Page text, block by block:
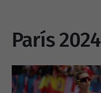
París 2024